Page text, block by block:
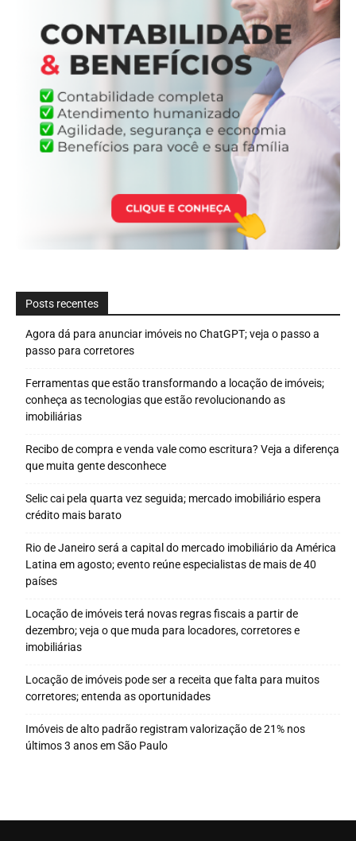
Posts recentes
Agora dá para anunciar imóveis no ChatGPT; veja o passo a
passo para corretores
Ferramentas que estão transformando a locação de imóveis;
conheça as tecnologias que estão revolucionando as
imobiliárias
Recibo de compra e venda vale como escritura? Veja a diferença
que muita gente desconhece
Selic cai pela quarta vez seguida; mercado imobiliário espera
crédito mais barato
Rio de Janeiro será a capital do mercado imobiliário da América
Latina em agosto; evento reúne especialistas de mais de 40
países
Locação de imóveis terá novas regras fiscais a partir de
dezembro; veja o que muda para locadores, corretores e
imobiliárias
Locação de imóveis pode ser a receita que falta para muitos
corretores; entenda as oportunidades
Imóveis de alto padrão registram valorização de 21% nos
últimos 3 anos em São Paulo